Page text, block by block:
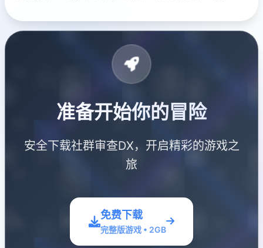
准备开始你的冒险
安全下载社群审查DX，开启精彩的游戏之
旅
免费下载
完整版游戏 • 2GB